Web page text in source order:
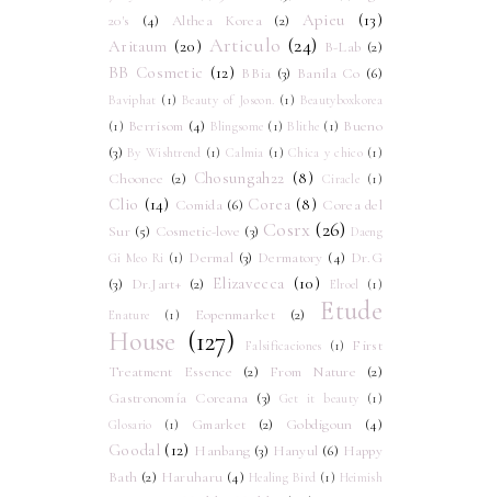
20's
(4) Althea Korea (2) Apieu
(13)
Aritaum (20) Articulo (24) B-Lab (2)
BB Cosmetic (12) BBia (3) Banila Co (6)
Baviphat (1) Beauty of Joseon. (1) Beautyboxkorea
(1) Berrisom (4) Blingsome (1) Blithe (1) Bueno
(3) By Wishtrend (1) Calmia (1) Chica y chico (1)
Choonee (2) Chosungah22 (8) Ciracle (1)
Clio (14) Comida (6) Corea (8) Corea del
Sur (5) Cosmetic-love (3) Cosrx (26) Daeng
Gi Meo Ri (1) Dermal (3) Dermatory (4) Dr.G
(3)
Dr.Jart+ (2) Elizavecca (10) Elroel
(1)
Enature
(1) Eopenmarket (2)
Etude
House (127) Falsificaciones (1)
First
Treatment Essence
(2) From Nature
(2)
Gastronomía Coreana
(3) Get it beauty
(1)
Glosario
(1) Gmarket (2) Gobdigoun (4)
Goodal (12) Hanbang (3) Hanyul (6) Happy
Bath (2) Haruharu (4) Healing Bird (1) Heimish